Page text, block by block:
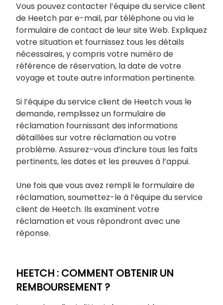
Vous pouvez contacter l’équipe du service client
de Heetch par e-mail, par téléphone ou via le
formulaire de contact de leur site Web. Expliquez
votre situation et fournissez tous les détails
nécessaires, y compris votre numéro de
référence de réservation, la date de votre
voyage et toute autre information pertinente.
Si l’équipe du service client de Heetch vous le
demande, remplissez un formulaire de
réclamation fournissant des informations
détaillées sur votre réclamation ou votre
problème. Assurez-vous d’inclure tous les faits
pertinents, les dates et les preuves à l’appui.
Une fois que vous avez rempli le formulaire de
réclamation, soumettez-le à l’équipe du service
client de Heetch. Ils examinent votre
réclamation et vous répondront avec une
réponse.
HEETCH : COMMENT OBTENIR UN
REMBOURSEMENT ?